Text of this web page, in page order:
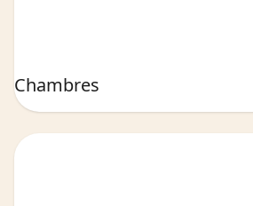
Chambres